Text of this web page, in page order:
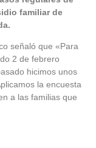
familiar de
señaló que «Para
2 de febrero
hicimos unos
la encuesta
a las familias que